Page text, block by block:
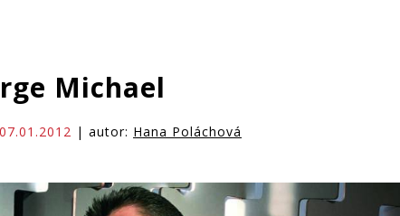
Michael
| autor: Hana Poláchová